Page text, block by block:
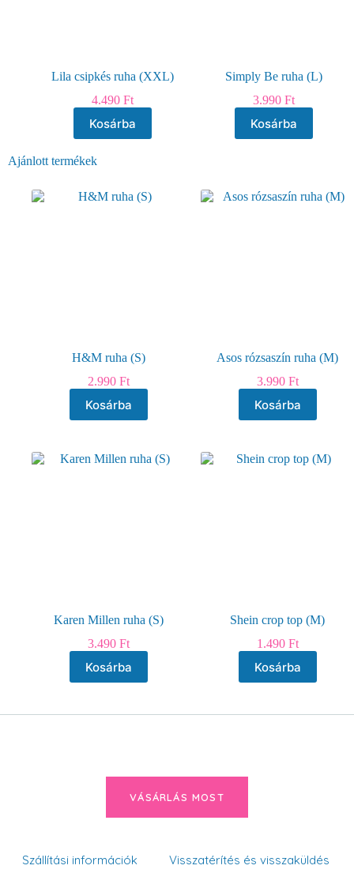
Lila csipkés ruha (XXL)
4.490 Ft
Kosárba
Simply Be ruha (L)
3.990 Ft
Kosárba
Ajánlott termékek
H&M ruha (S)
2.990 Ft
Kosárba
Asos rózsaszín ruha (M)
3.990 Ft
Kosárba
Karen Millen ruha (S)
3.490 Ft
Kosárba
Shein crop top (M)
1.490 Ft
Kosárba
VÁSÁRLÁS MOST
Szállítási információk Visszatérítés és visszaküldés